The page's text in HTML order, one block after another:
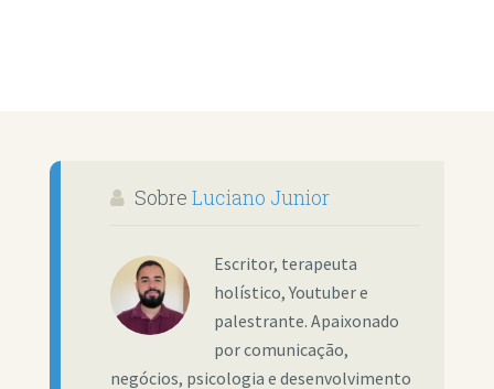
Sobre Luciano Junior
Escritor, terapeuta
holístico, Youtuber e
palestrante. Apaixonado
por comunicação,
negócios, psicologia e desenvolvimento